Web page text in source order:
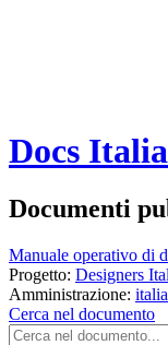
Docs Italia
Documenti
Manuale operativo di
Progetto: Designers
Amministrazione: italia
Cerca nel documento